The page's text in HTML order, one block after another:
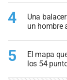
4
Una
un hombre
5
El mapa
los 54